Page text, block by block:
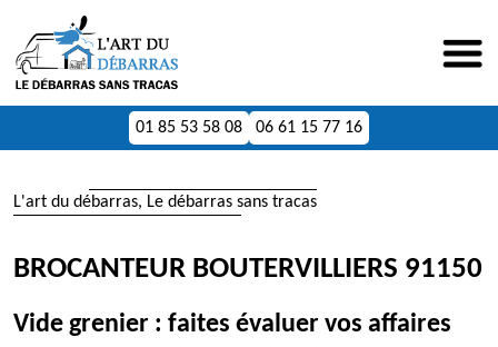
01 85 53 58 08 06 61 15 77 16
L'art du débarras, Le débarras sans tracas
BROCANTEUR BOUTERVILLIERS 91150
Vide grenier : faites évaluer vos affaires